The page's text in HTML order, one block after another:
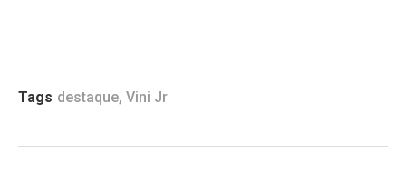
Tags destaque, Vini Jr